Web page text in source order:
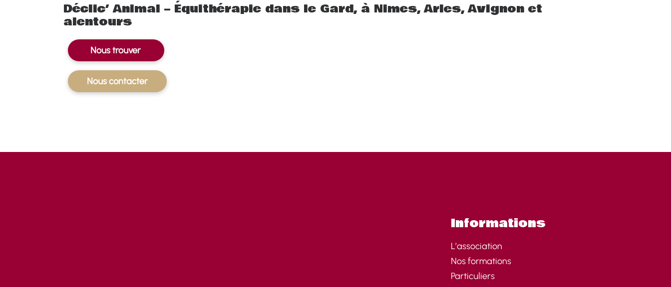
Déclic’ Animal – Équithérapie dans le Gard, à Nimes, Arles, Avignon et
alentours
Nous trouver
Nous contacter
Informations
L’association
Nos formations
Particuliers